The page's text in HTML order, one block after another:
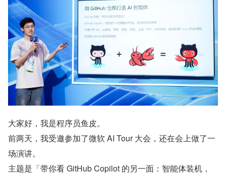
大家好，我是程序员鱼皮。
前两天，我受邀参加了微软 AI Tour 大会，还在会上做了一
场演讲。
主题是「带你看 GitHub Copilot 的另一面：智能体装机，